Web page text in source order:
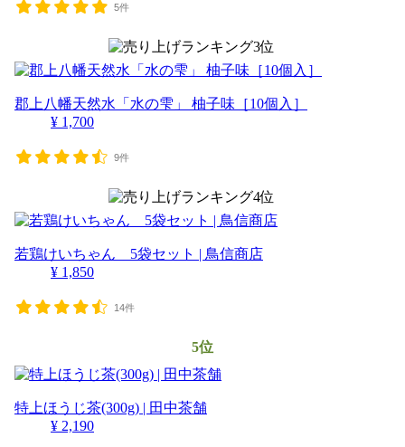
5件
郡上八幡天然水「水の雫」 柚子味［10個入］
¥ 1,700
9件
若鶏けいちゃん 5袋セット | 鳥信商店
¥ 1,850
14件
5位
特上ほうじ茶(300g) | 田中茶舗
¥ 2,190